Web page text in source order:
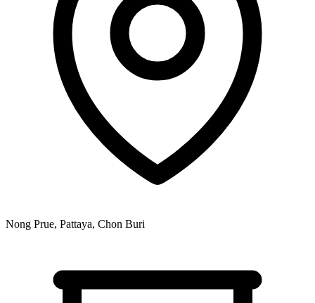
Nong Prue, Pattaya, Chon Buri